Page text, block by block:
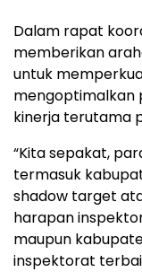
Dalam rapat
memberikan
untuk
mengoptimalkan
kinerja terutama
“Kita sepakat,
termasuk
shadow target
harapan
maupun
inspektorat